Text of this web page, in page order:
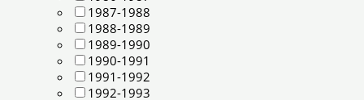
1987-1988
1988-1989
1989-1990
1990-1991
1991-1992
1992-1993